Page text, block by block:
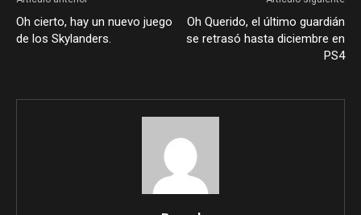
Oh cierto, hay un nuevo juego
de los Skylanders.
Oh Querido, el último guardián
se retrasó hasta diciembre en
PS4